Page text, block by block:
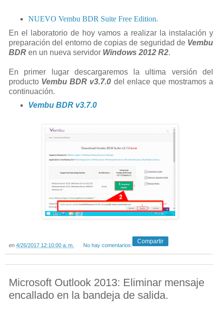
NUEVO Vembu BDR Suite Free Edition.
En el laboratorio de hoy vamos a realizar la instalación y
preparación del entorno de copias de seguridad de Vembu
BDR en un nueva servidor Windows 2012 R2.
En primer lugar descargaremos la ultima versión del
producto Vembu BDR v3.7.0 del enlace que mostramos a
continuación.
Vembu BDR v3.7.0
en 4/26/2017 12:10:00 a. m. No hay comentarios:
Compartir
Microsoft Outlook 2013: Eliminar mensaje
encallado en la bandeja de salida.